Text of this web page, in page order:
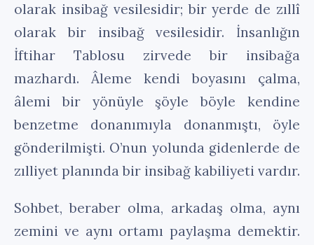
olarak insibağ vesilesidir; bir yerde de zıllî
olarak bir insibağ vesilesidir. İnsanlığın
İftihar Tablosu zirvede bir insibağa
mazhardı. Âleme kendi boyasını çalma,
âlemi bir yönüyle şöyle böyle kendine
benzetme donanımıyla donanmıştı, öyle
gönderilmişti. O’nun yolunda gidenlerde de
zılliyet planında bir insibağ kabiliyeti vardır.
Sohbet, beraber olma, arkadaş olma, aynı
zemini ve aynı ortamı paylaşma demektir.